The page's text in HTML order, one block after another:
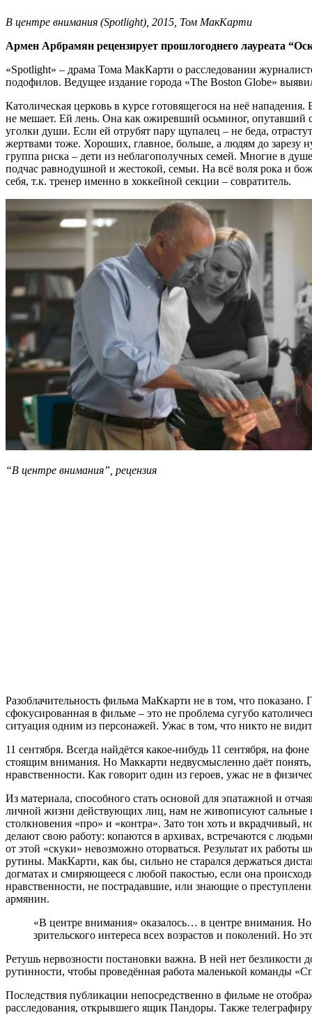
В центре внимания (Spotlight), 2015, Том МакКарти
Армен Арбрамян рецензирует прошлогоднего лауреата
«Spotlight» – драма Тома МакКарти о расследовании
подофилов. Ведущее издание города «The Boston Globe»
Католическая церковь в курсе готовящегося на неё
не мешает. Ей лень. Она как ожиревший осьминог, опутавший
уголки души. Если ей отрубят пару щупалец – не беда,
жертвами тоже. Хороших, главное, больше, а людям до зарезу
группа риска – дети из неблагополучных семей. Многие в
подчас равнодушной и жестокой, семьи. На всё воля рока и
себя, т.к. тренер именно в хоккейной секции – совратитель.
“В центре внимания”, рецензия
Разоблачительность фильма МаКкарти не в том, что
сфокусированная в фильме – это не проблема сугубо
ситуация одним из персонажей. Ужас в том, что никто не
11 сентября. Всегда найдётся какое-нибудь 11 сентября, на
стоящим внимания. Но Маккарти недвусмысленно даёт
нравственности. Как говорит один из героев, ужас не в
Из материала, способного стать основой для эпатажной и
личной жизни действующих лиц, нам не живописуют сальные
столкновения «про» и «контра». Зато тон хоть и
делают свою работу: копаются в архивах, встречаются с
от этой «скуки» невозможно оторваться. Результат их
рутины. МакКарти, как бы, сильно не старался держаться
догматах и смиряющееся с любой пакостью, если она
нравственности, не пострадавшие, или знающие о
армянин.
«В центре внимания» оказалось… в центре внимания. Но
зрительского интереса всех возрастов и поколений. Но
Ретушь нервозности постановки важна. В ней нет безликости
рутинности, чтобы проведённая работа маленькой команды
Последствия публикации непосредственно в фильме не
расследования, открывшего ящик Пандоры. Также